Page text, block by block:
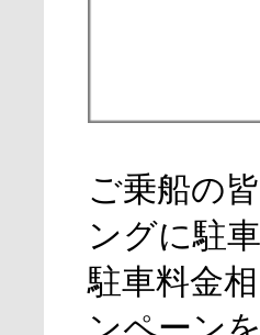
ご乗船の
ングに駐
駐車料金